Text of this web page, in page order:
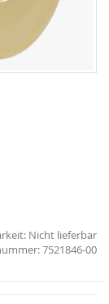
Nicht lieferbar
7521846-00